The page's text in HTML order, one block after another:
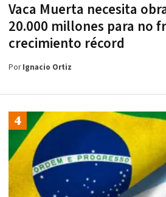
Vaca Muerta necesita
20.000 millones para no
crecimiento récord
PorIgnacio Ortiz